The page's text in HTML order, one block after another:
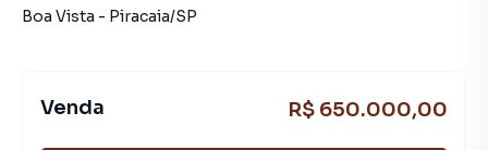
Boa Vista - Piracaia/SP
Venda R$ 650.000,00